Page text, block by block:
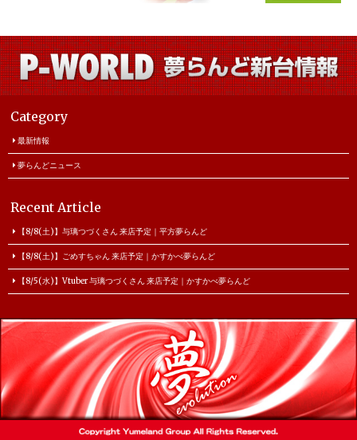
Category
最新情報
夢らんどニュース
Recent Article
【8/8(土)】与璃つづくさん 来店予定｜平方夢らんど
【8/8(土)】ごめすちゃん 来店予定｜かすかべ夢らんど
【8/5(水)】Vtuber 与璃つづくさん 来店予定｜かすかべ夢らんど